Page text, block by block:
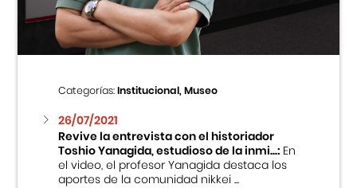
Categorías:Institucional, Museo
26/07/2021
Revive la entrevista con el historiador
Toshio Yanagida, estudioso de la inmi...:En
el video, el profesor Yanagida destaca los
aportes de la comunidad nikkei ...